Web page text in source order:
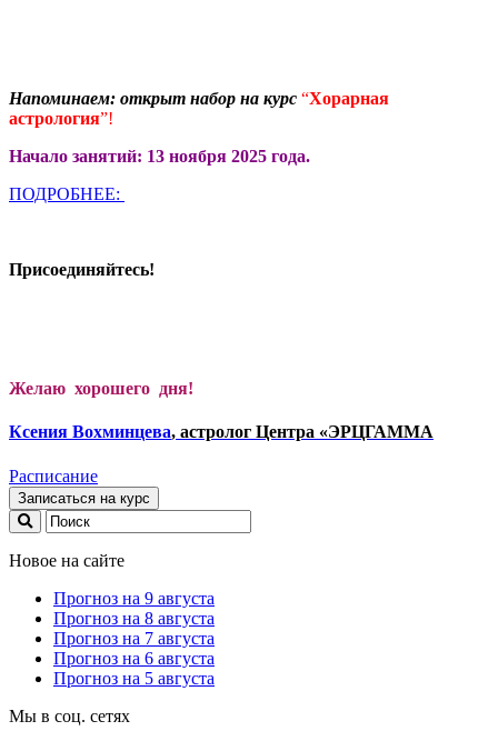
Напоминаем: открыт набор на курс “Хорарная
астрология”!
Начало занятий: 13 ноября 2025 года.
ПОДРОБНЕЕ:
Присоединяйтесь!
Желаю хорошего дня!
Ксения Вохминцева, астролог Центра «ЭРЦГАММА
Расписание
Записаться на курс
Новое на сайте
Прогноз на 9 августа
Прогноз на 8 августа
Прогноз на 7 августа
Прогноз на 6 августа
Прогноз на 5 августа
Мы в соц. сетях